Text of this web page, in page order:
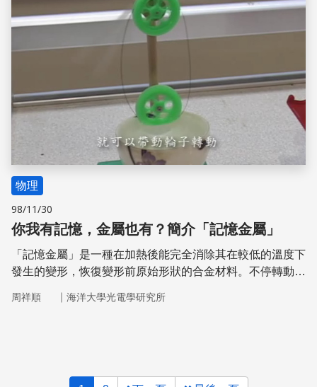
物理
98/11/30
你我有記憶，金屬也有？簡介「記憶金屬」
「記憶金屬」是一種在加熱後能完全消除其在較低的溫度下
發生的變形，恢復變形前原始形狀的合金材料。不停轉動的
的。
周祥順 ｜ 海洋大學光電學研究所